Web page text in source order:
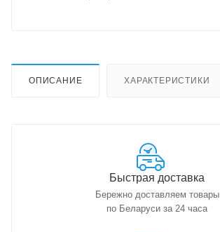
ОПИСАНИЕ ХАРАКТЕРИСТИКИ
Быстрая доставка
Бережно доставляем товары
по Беларуси за 24 часа